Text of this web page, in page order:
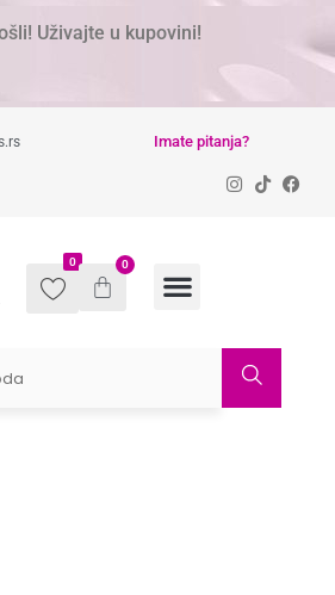
Uživajte u kupovini!
Imate pitanja?
0 0